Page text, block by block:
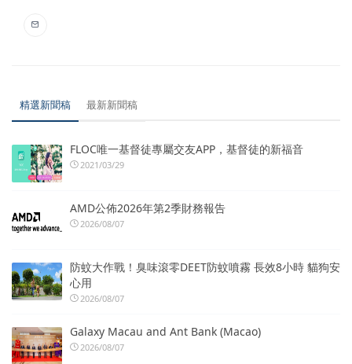
精選新聞稿 最新新聞稿
FLOC唯一基督徒專屬交友APP，基督徒的新福音
2021/03/29
AMD公佈2026年第2季財務報告
2026/08/07
防蚊大作戰！臭味滾零DEET防蚊噴霧 長效8小時 貓狗安
心用
2026/08/07
Galaxy Macau and Ant Bank (Macao)
2026/08/07